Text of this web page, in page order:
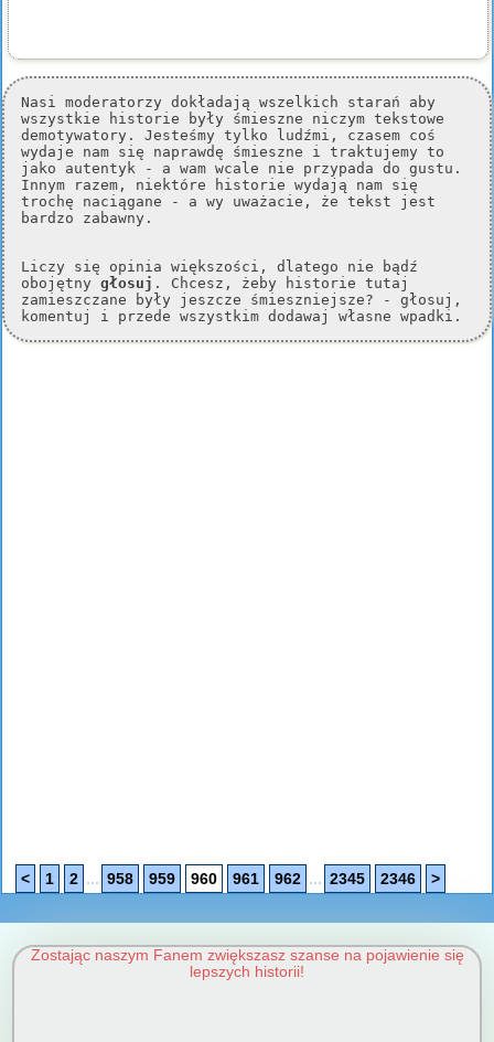
Nasi moderatorzy dokładają wszelkich starań aby
wszystkie historie były śmieszne niczym tekstowe
demotywatory. Jesteśmy tylko ludźmi, czasem coś
wydaje nam się naprawdę śmieszne i traktujemy to
jako autentyk - a wam wcale nie przypada do gustu.
Innym razem, niektóre historie wydają nam się
trochę naciągane - a wy uważacie, że tekst jest
bardzo zabawny.
Liczy się opinia większości, dlatego nie bądź
obojętny głosuj . Chcesz, żeby historie tutaj
zamieszczane były jeszcze śmieszniejsze? - głosuj,
komentuj i przede wszystkim dodawaj własne wpadki.
< 1 2 ... 958 959 960 961 962 ... 2345 2346 >
Zostając naszym Fanem zwiększasz szanse na pojawienie się
lepszych historii!